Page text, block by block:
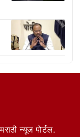
न्यूज पोर्टल.